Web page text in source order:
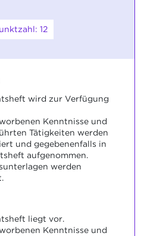
12
wird zur Verfügung
Kenntnisse und
Tätigkeiten werden
und gegebenenfalls in
aufgenommen.
werden
liegt vor.
Kenntnisse und